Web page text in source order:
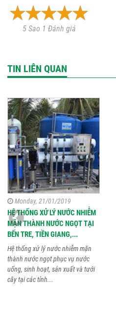
5 Sao 1 Đánh giá
TIN LIÊN QUAN
Monday, 21/01/2019
HỆ THỐNG XỬ LÝ NƯỚC NHIỄM
MẶN THÀNH NƯỚC NGỌT TẠI
BẾN TRE, TIỀN GIANG,...
Hệ thống xử lý nước nhiễm mặn
thành nước ngọt phục vụ nước
uống, sinh hoạt, sản xuất và tưới
cây tại các tỉnh...